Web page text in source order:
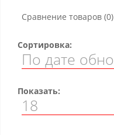
Сравнение товаров (0)
Сортировка:
Показать: